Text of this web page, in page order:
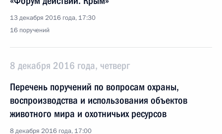
13 декабря 2016 года, 17:30
16 поручений
8 декабря 2016 года, четверг
Перечень поручений по вопросам охраны,
воспроизводства и использования объектов
животного мира и охотничьих ресурсов
8 декабря 2016 года, 17:00